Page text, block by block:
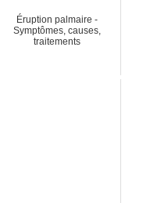
Éruption palmaire -
Symptômes, causes,
traitements